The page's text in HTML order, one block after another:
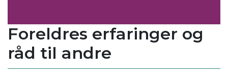
Foreldres erfaringer og
råd til andre